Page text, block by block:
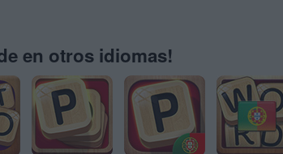
en otros idiomas!